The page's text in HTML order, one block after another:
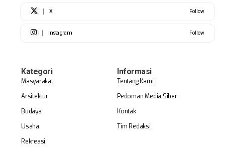
X Follow
Instagram Follow
Kategori
Masyarakat
Arsitektur
Budaya
Usaha
Rekreasi
Informasi
Tentang Kami
Pedoman Media Siber
Kontak
Tim Redaksi